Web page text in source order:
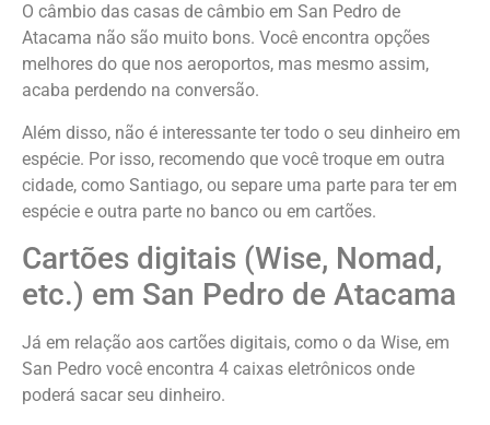
O câmbio das casas de câmbio em San Pedro de
Atacama não são muito bons. Você encontra opções
melhores do que nos aeroportos, mas mesmo assim,
acaba perdendo na conversão.
Além disso, não é interessante ter todo o seu dinheiro em
espécie. Por isso, recomendo que você troque em outra
cidade, como Santiago, ou separe uma parte para ter em
espécie e outra parte no banco ou em cartões.
Cartões digitais (Wise, Nomad,
etc.) em San Pedro de Atacama
Já em relação aos cartões digitais, como o da Wise, em
San Pedro você encontra 4 caixas eletrônicos onde
poderá sacar seu dinheiro.